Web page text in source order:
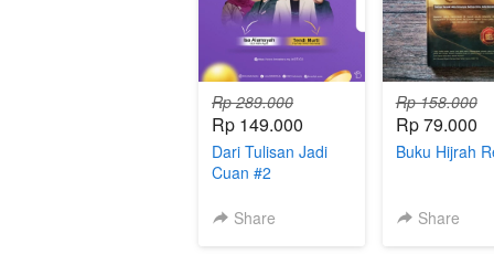
Rp 289.000
Rp 149.000
Dari Tulisan Jadi
Cuan #2
Share
Rp 158.000
Rp 79.000
Buku Hijrah
Share